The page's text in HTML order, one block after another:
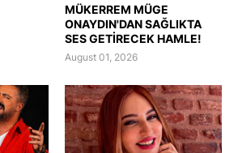
MÜKERREM MÜGE
ONAYDIN'DAN SAĞLIKTA
SES GETİRECEK HAMLE!
August 01, 2026